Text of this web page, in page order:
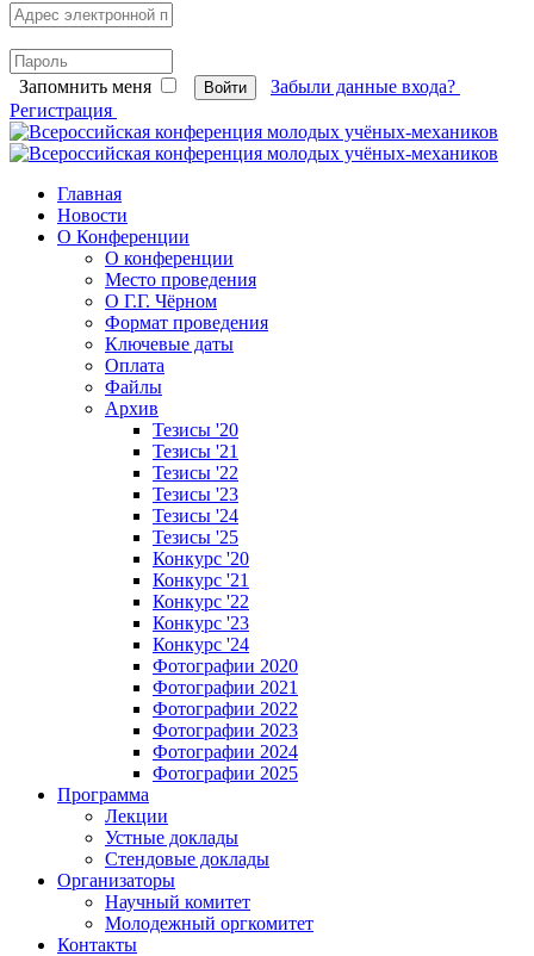
Запомнить меня Войти
Забыли данные входа?
Регистрация
Главная
Новости
О Конференции
О конференции
Место проведения
О Г.Г. Чёрном
Формат проведения
Ключевые даты
Оплата
Файлы
Архив
Тезисы '20
Тезисы '21
Тезисы '22
Тезисы '23
Тезисы '24
Тезисы '25
Конкурс '20
Конкурс '21
Конкурс '22
Конкурс '23
Конкурс '24
Фотографии 2020
Фотографии 2021
Фотографии 2022
Фотографии 2023
Фотографии 2024
Фотографии 2025
Программа
Лекции
Устные доклады
Стендовые доклады
Организаторы
Научный комитет
Молодежный оргкомитет
Контакты